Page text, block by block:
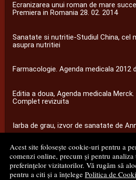
Acest site folosește cookie-uri pentru a
comenzi online, precum și pentru
preferințelor vizitatorilor. Vă rugăm să
pentru a citi și a înțelege Politica de
Ecranizarea unui roman de mare
Premiera in Romania 28. 02. 2014
Sanatate si nutritie-Studiul China, cel
asupra nutritiei
Farmacologie. Agenda medicala 2012
Editia a doua, Agenda medicala
Complet revizuita
Iarba de grau, izvor de sanatate de
...toate știrile
© 2008 - 2026S.C. M.G. Net